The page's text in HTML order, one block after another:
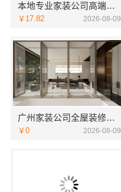
本地专业家装公司高端，嘉兴绿色之家建材科技有限公司
￥17.82 2026-08-09
广州家装公司全屋装修精匠饰家（广州）家居建材有限公司
￥0 2026-08-09